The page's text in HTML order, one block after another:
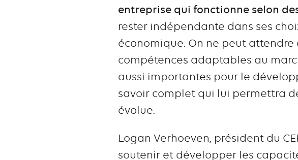
entreprise qui fonctionne selon
rester indépendante dans ses
économique. On ne peut attendre
compétences adaptables au
aussi importantes pour le
savoir complet qui lui permettra
évolue.
Logan Verhoeven, président du
soutenir et développer les